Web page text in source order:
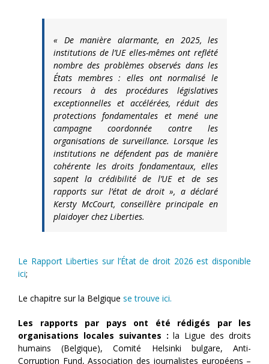
« De manière alarmante, en 2025, les
institutions de l’UE elles-mêmes ont reflété
nombre des problèmes observés dans les
États membres : elles ont normalisé le
recours à des procédures législatives
exceptionnelles et accélérées, réduit des
protections fondamentales et mené une
campagne coordonnée contre les
organisations de surveillance. Lorsque les
institutions ne défendent pas de manière
cohérente les droits fondamentaux, elles
sapent la crédibilité de l’UE et de ses
rapports sur l’état de droit », a déclaré
Kersty McCourt, conseillère principale en
plaidoyer chez Liberties.
Le Rapport Liberties sur l’État de droit 2026 est disponible
ici;
Le chapitre sur la Belgique se trouve ici.
Les rapports par pays ont été rédigés par les
organisations locales suivantes :la Ligue des droits
humains (Belgique), Comité Helsinki bulgare, Anti-
Corruption Fund, Association des journalistes européens –